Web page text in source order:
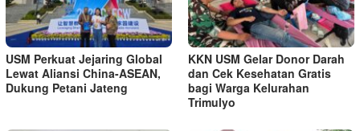
USM Perkuat Jejaring Global
Lewat Aliansi China-ASEAN,
Dukung Petani Jateng
KKN USM Gelar Donor Darah
dan Cek Kesehatan Gratis
bagi Warga Kelurahan
Trimulyo